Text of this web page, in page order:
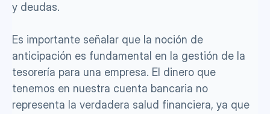
y deudas.
Es importante señalar que la noción de
anticipación es fundamental en la gestión de la
tesorería para una empresa. El dinero que
tenemos en nuestra cuenta bancaria no
representa la verdadera salud financiera, ya que